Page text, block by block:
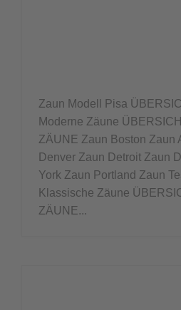
Zaun Modell Pisa
Moderne Zäune
ZÄUNE Zaun Boston Zaun
Denver Zaun Detroit Zaun
York Zaun Portland Zaun
Klassische Zäune
ZÄUNE...